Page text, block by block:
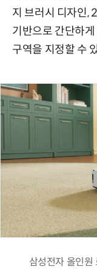
지 브러시 디자인,
기반으로 간단하
구역을 지정할 수
삼성전자 올인